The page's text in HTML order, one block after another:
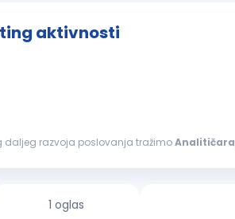
aktivnosti
daljeg razvoja poslovanja tražimoAnalitičara
1 oglas